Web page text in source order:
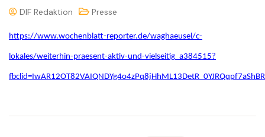
DIF Redaktion Presse
https://www.wochenblatt-reporter.de/waghaeusel/c-
lokales/weiterhin-praesent-aktiv-und-vielseitig_a384515?